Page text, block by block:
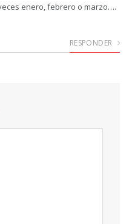
enero, febrero o marzo….
RESPONDER